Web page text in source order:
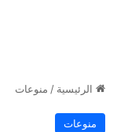
الرئيسية / منوعات
منوعات